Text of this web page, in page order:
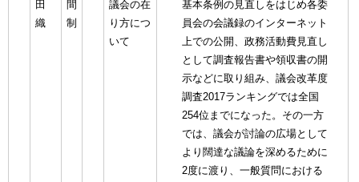
田
織
間
制
議会の在
り方につ
いて
基本条例の見直しをはじめ各委
員会の会議録のインターネット
上での公開、政務活動費見直し
として調査報告書や領収書の開
示などに取り組み、議会改革度
調査2017ランキングでは全国
254位までになった。その一方
では、議会が討論の広場として
より闊達な議論を深めるために
2度に渡り、一般質問における